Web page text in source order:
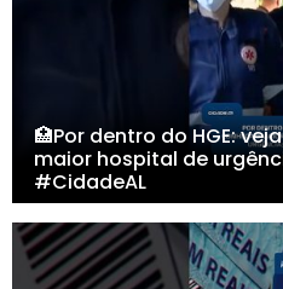
🏥Por dentro do HGE:
maior hospital de
#CidadeAL